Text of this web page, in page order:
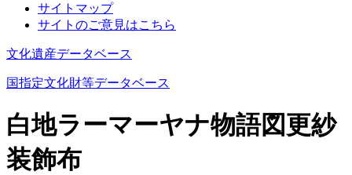
サイトマップ
サイトのご意見はこちら
文化遺産データベース
国指定文化財等データベース
白地ラーマーヤナ物語図更紗
装飾布